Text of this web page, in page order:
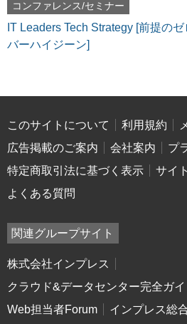
コンファレンス/セミナー
IT Leaders Tech Strategy [前提の
バーハイジーン]
このサイトについて 利用規約
広告掲載のご案内
会社案内
プ
特定商取引法に基づく表示
サイ
よくある質問
関連グループサイト
株式会社インプレス
クラウド&データセンター完全ガイ
Web担当者Forum
インプレス総